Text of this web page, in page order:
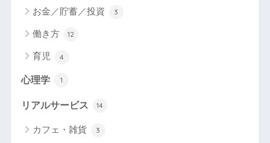
お金／貯蓄／投資 3
働き方 12
育児 4
心理学 1
リアルサービス 14
カフェ・雑貨 3